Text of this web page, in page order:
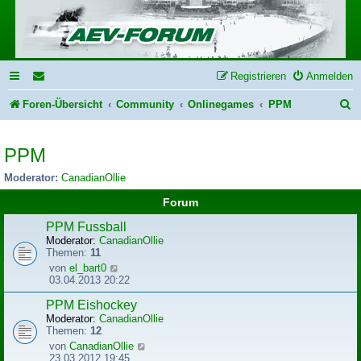
Anmelden
Registrieren
Foren-Übersicht Community Onlinegames PPM
PPM
Moderator: CanadianOllie
Forum
PPM Fussball
Moderator: CanadianOllie
Themen: 11
von el_bart0
e
u
e
s
e
r
03.04.2013 20:22
PPM Eishockey
Moderator: CanadianOllie
Themen: 12
von CanadianOllie
23.03.2012 19:45